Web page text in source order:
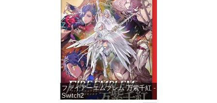
価格：¥1,300
ファイアーエムブレム 万紫千紅 -
Switch2